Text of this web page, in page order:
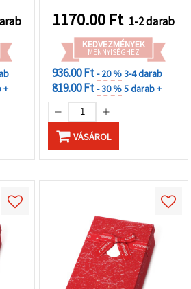
+
1170.00 Ft 1-2 darab
KEDVEZMÉNYEK
MENNYISÉGHEZ
936.00 Ft- 20 %3-4 darab
819.00 Ft- 30 %5 darab +
VÁSÁROL